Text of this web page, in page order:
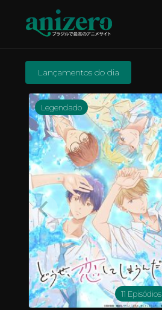
Lançamentos do dia
Legendado
11 Episódios